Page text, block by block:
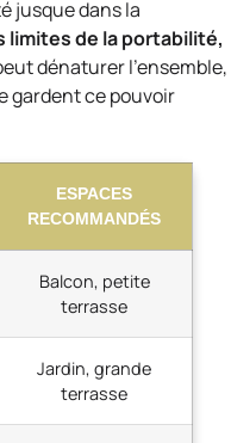
jusque dans la
de la portabilité,
dénaturer l’ensemble,
gardent ce pouvoir
ESPACES
RECOMMANDÉS
Balcon, petite
terrasse
Jardin, grande
terrasse